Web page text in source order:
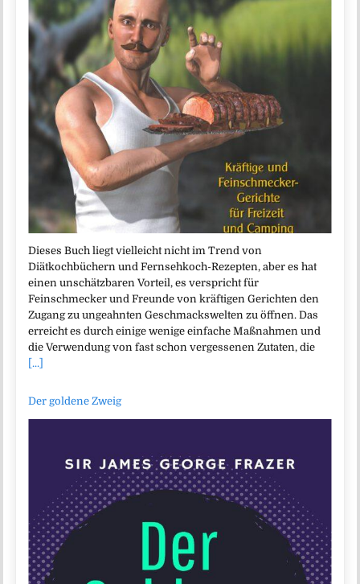
Dieses Buch liegt vielleicht nicht im Trend von
Diätkochbüchern und Fernsehkoch-Rezepten, aber es hat
einen unschätzbaren Vorteil, es verspricht für
Feinschmecker und Freunde von kräftigen Gerichten den
Zugang zu ungeahnten Geschmackswelten zu öffnen. Das
erreicht es durch einige wenige einfache Maßnahmen und
die Verwendung von fast schon vergessenen Zutaten, die
[...]
Der goldene Zweig